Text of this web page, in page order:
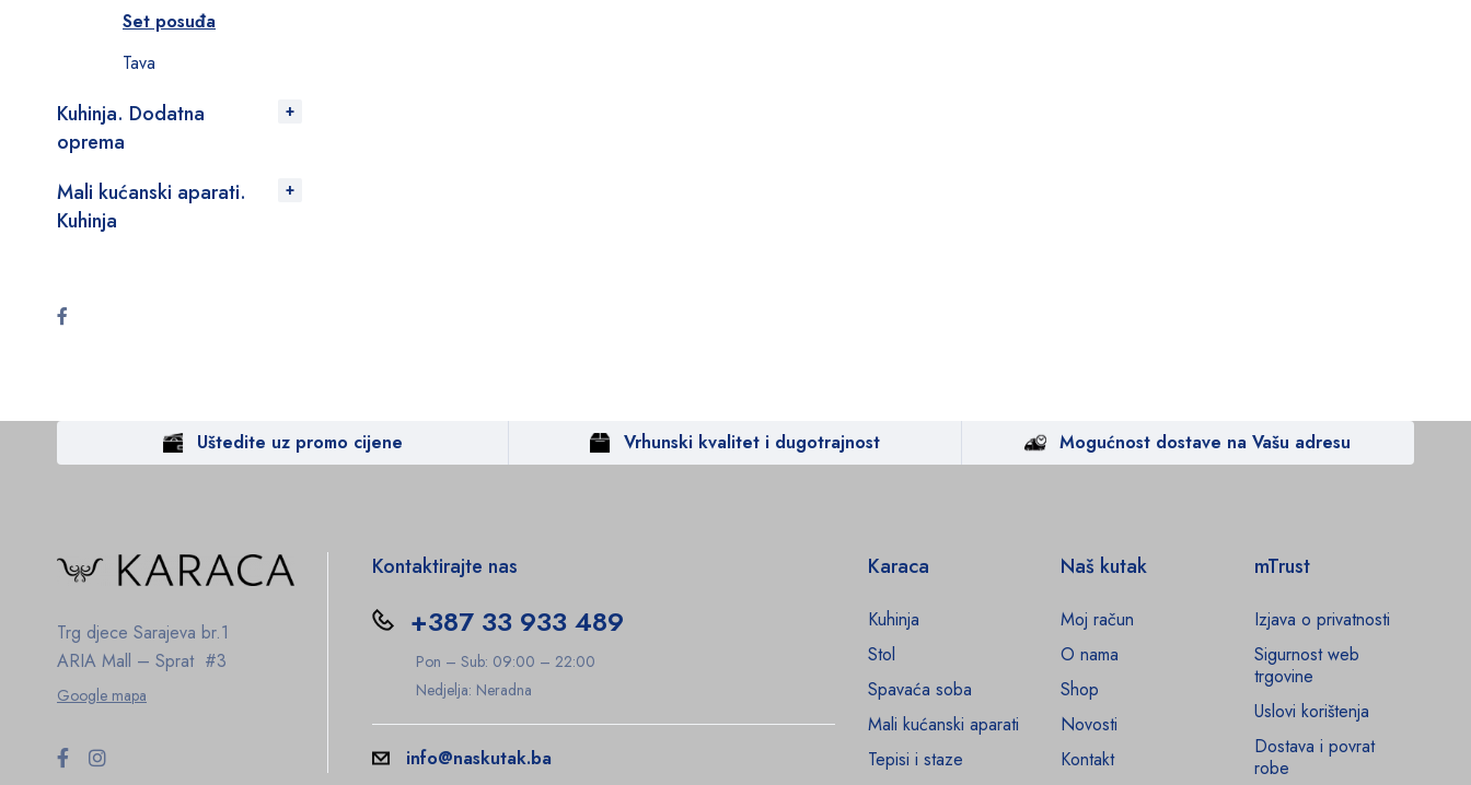
Set posuđa
Tava
Kuhinja. Dodatna
oprema
Mali kućanski aparati.
Kuhinja
Uštedite uz promo cijene Vrhunski kvalitet i dugotrajnost Mogućnost dostave na Vašu adresu
Trg djece Sarajeva br.1
ARIA Mall – Sprat #3
Google mapa
Kontaktirajte nas
+387 33 933 489
Pon – Sub: 09:00 – 22:00
Nedjelja: Neradna
info@naskutak.ba
Karaca
Kuhinja
Stol
Spavaća soba
Mali kućanski aparati
Tepisi i staze
Naš kutak
Moj račun
O nama
Shop
Novosti
Kontakt
mTrust
Izjava o privatnosti
Sigurnost web
trgovine
Uslovi korištenja
Dostava i povrat
robe